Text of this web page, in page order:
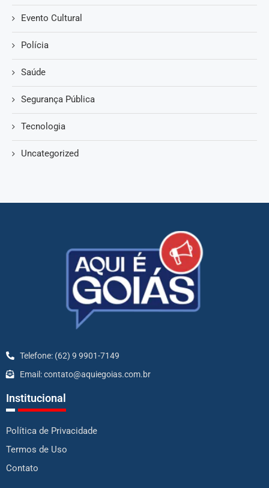
Evento Cultural
Polícia
Saúde
Segurança Pública
Tecnologia
Uncategorized
Telefone: (62) 9 9901-7149
Email: contato@aquiegoias.com.br
Institucional
Política de Privacidade
Termos de Uso
Contato